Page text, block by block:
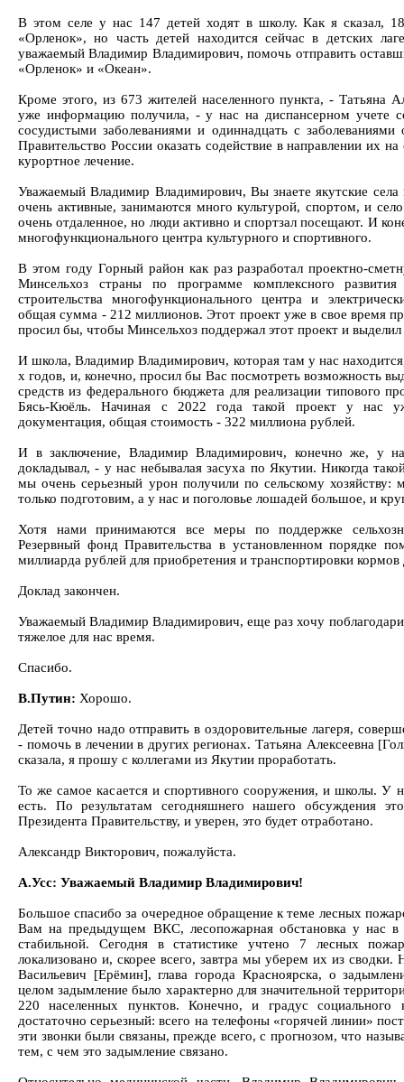
В этом селе у нас 147 детей ходят в школу. Как я сказал,
«Орленок», но часть детей находится сейчас в детских
уважаемый Владимир Владимирович, помочь отправить
«Орленок» и «Океан».
Кроме этого, из 673 жителей населенного пункта, - Татьяна
уже информацию получила, - у нас на диспансерном учете
сосудистыми заболеваниями и одиннадцать с
Правительство России оказать содействие в направлении их
курортное лечение.
Уважаемый Владимир Владимирович, Вы знаете якутские
очень активные, занимаются много культурой, спортом, и
очень отдаленное, но люди активно и спортзал посещают. И
многофункционального центра культурного и спортивного.
В этом году Горный район как раз разработал проектно-
Минсельхоз страны по программе комплексного развития
строительства многофункционального центра и
общая сумма - 212 миллионов. Этот проект уже в свое время
просил бы, чтобы Минсельхоз поддержал этот проект и выделил
И школа, Владимир Владимирович, которая там у нас
х годов, и, конечно, просил бы Вас посмотреть возможность
средств из федерального бюджета для реализации типового
Бясь-Кюёль. Начиная с 2022 года такой проект у нас
документация, общая стоимость - 322 миллиона рублей.
И в заключение, Владимир Владимирович, конечно же, у
докладывал, - у нас небывалая засуха по Якутии. Никогда
мы очень серьезный урон получили по сельскому хозяйству:
только подготовим, а у нас и поголовье лошадей большое, и
Хотя нами принимаются все меры по поддержке
Резервный фонд Правительства в установленном порядке
миллиарда рублей для приобретения и транспортировки кормов
Доклад закончен.
Уважаемый Владимир Владимирович, еще раз хочу
тяжелое для нас время.
Спасибо.
В.Путин: Хорошо.
Детей точно надо отправить в оздоровительные лагеря,
- помочь в лечении в других регионах. Татьяна Алексеевна
сказала, я прошу с коллегами из Якутии проработать.
То же самое касается и спортивного сооружения, и школы. У
есть. По результатам сегодняшнего нашего обсуждения
Президента Правительству, и уверен, это будет отработано.
Александр Викторович, пожалуйста.
А.Усс: Уважаемый Владимир Владимирович!
Большое спасибо за очередное обращение к теме лесных
Вам на предыдущем ВКС, лесопожарная обстановка у нас в
стабильной. Сегодня в статистике учтено 7 лесных
локализовано и, скорее всего, завтра мы уберем их из сводки.
Васильевич [Ерёмин], глава города Красноярска, о
целом задымление было характерно для значительной
220 населенных пунктов. Конечно, и градус
достаточно серьезный: всего на телефоны «горячей линии»
эти звонки были связаны, прежде всего, с прогнозом, что
тем, с чем это задымление связано.